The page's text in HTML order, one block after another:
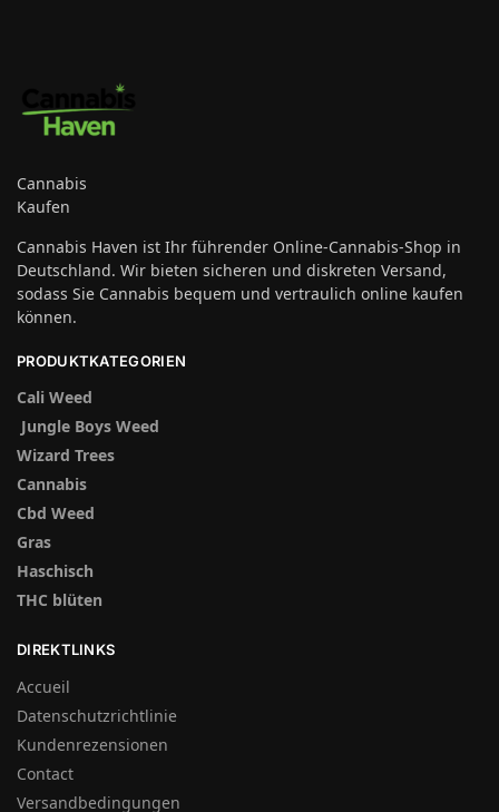
Cannabis
Kaufen
Cannabis Haven ist Ihr führender Online-Cannabis-Shop in
Deutschland. Wir bieten sicheren und diskreten Versand,
sodass Sie Cannabis bequem und vertraulich online kaufen
können.
PRODUKTKATEGORIEN
Cali Weed
Jungle Boys Weed
Wizard Trees
Cannabis
Cbd Weed
Gras
Haschisch
THC blüten
DIREKTLINKS
Accueil
Datenschutzrichtlinie
Kundenrezensionen
Contact
Versandbedingungen